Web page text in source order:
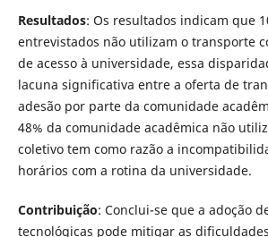
Resultados: Os resultados indicam que
entrevistados não utilizam o transporte
de acesso à universidade, essa
lacuna significativa entre a oferta de
adesão por parte da comunidade
48% da comunidade acadêmica não
coletivo tem como razão a
horários com a rotina da universidade.
Contribuição: Conclui-se que a adoção
tecnológicas pode mitigar as